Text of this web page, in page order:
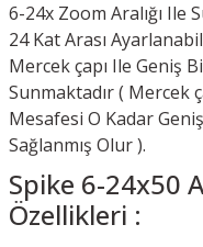
6-24x Zoom Aralığı Ile
24 Kat Arası
Mercek çapı Ile Geniş
Sunmaktadır ( Mercek
Mesafesi O Kadar
Sağlanmış Olur ).
Spike 6-24x50
Özellikleri :